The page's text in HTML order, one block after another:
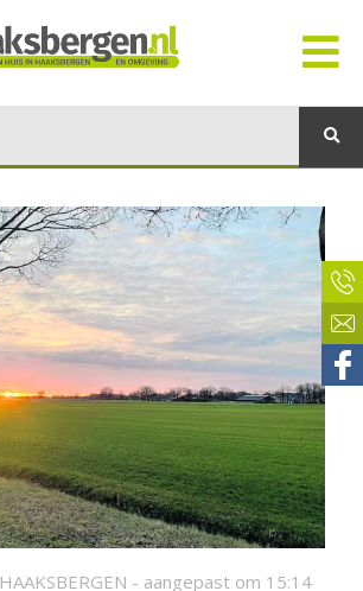
HAAKSBERGEN - aangepast om 15:14